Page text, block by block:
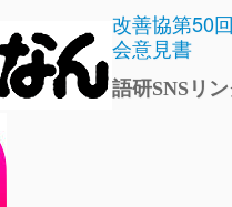
改善協第50
会意見書
語研SNSリ